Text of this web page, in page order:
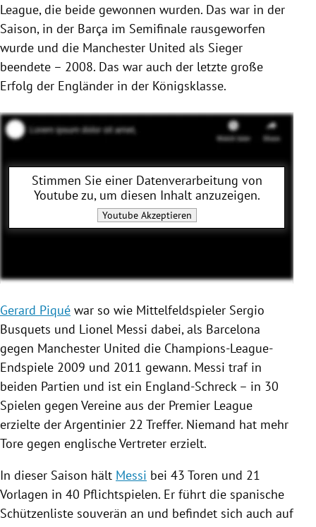
League, die beide gewonnen wurden. Das war in der
Saison, in der Barça im Semifinale rausgeworfen
wurde und die Manchester United als Sieger
beendete – 2008. Das war auch der letzte große
Erfolg der Engländer in der Königsklasse.
Stimmen Sie einer Datenverarbeitung von
Youtubezu, um diesen Inhalt anzuzeigen.
YoutubeAkzeptieren
Gerard Piqué war so wie Mittelfeldspieler Sergio
Busquets und Lionel Messi dabei, als Barcelona
gegen Manchester United die Champions-League-
Endspiele 2009 und 2011 gewann. Messi traf in
beiden Partien und ist ein England-Schreck – in 30
Spielen gegen Vereine aus der Premier League
erzielte der Argentinier 22 Treffer. Niemand hat mehr
Tore gegen englische Vertreter erzielt.
In dieser Saison hält Messi bei 43 Toren und 21
Vorlagen in 40 Pflichtspielen. Er führt die spanische
Schützenliste souverän an und befindet sich auch auf